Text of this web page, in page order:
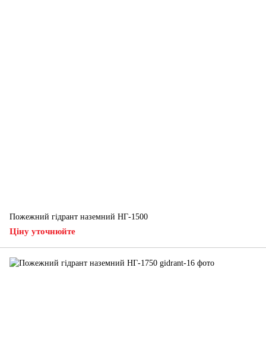
Пожежний гідрант наземний НГ-1500
Ціну уточнюйте